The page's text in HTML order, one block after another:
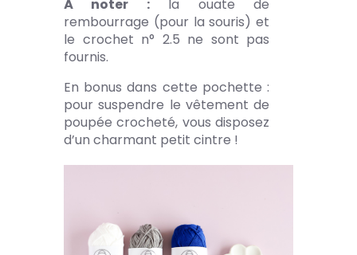
À noter :la ouate de
rembourrage (pour la souris) et
le crochet n° 2.5 ne sont pas
fournis.
En bonus dans cette pochette :
pour suspendre le vêtement de
poupée crocheté, vous disposez
d’un charmant petit cintre !